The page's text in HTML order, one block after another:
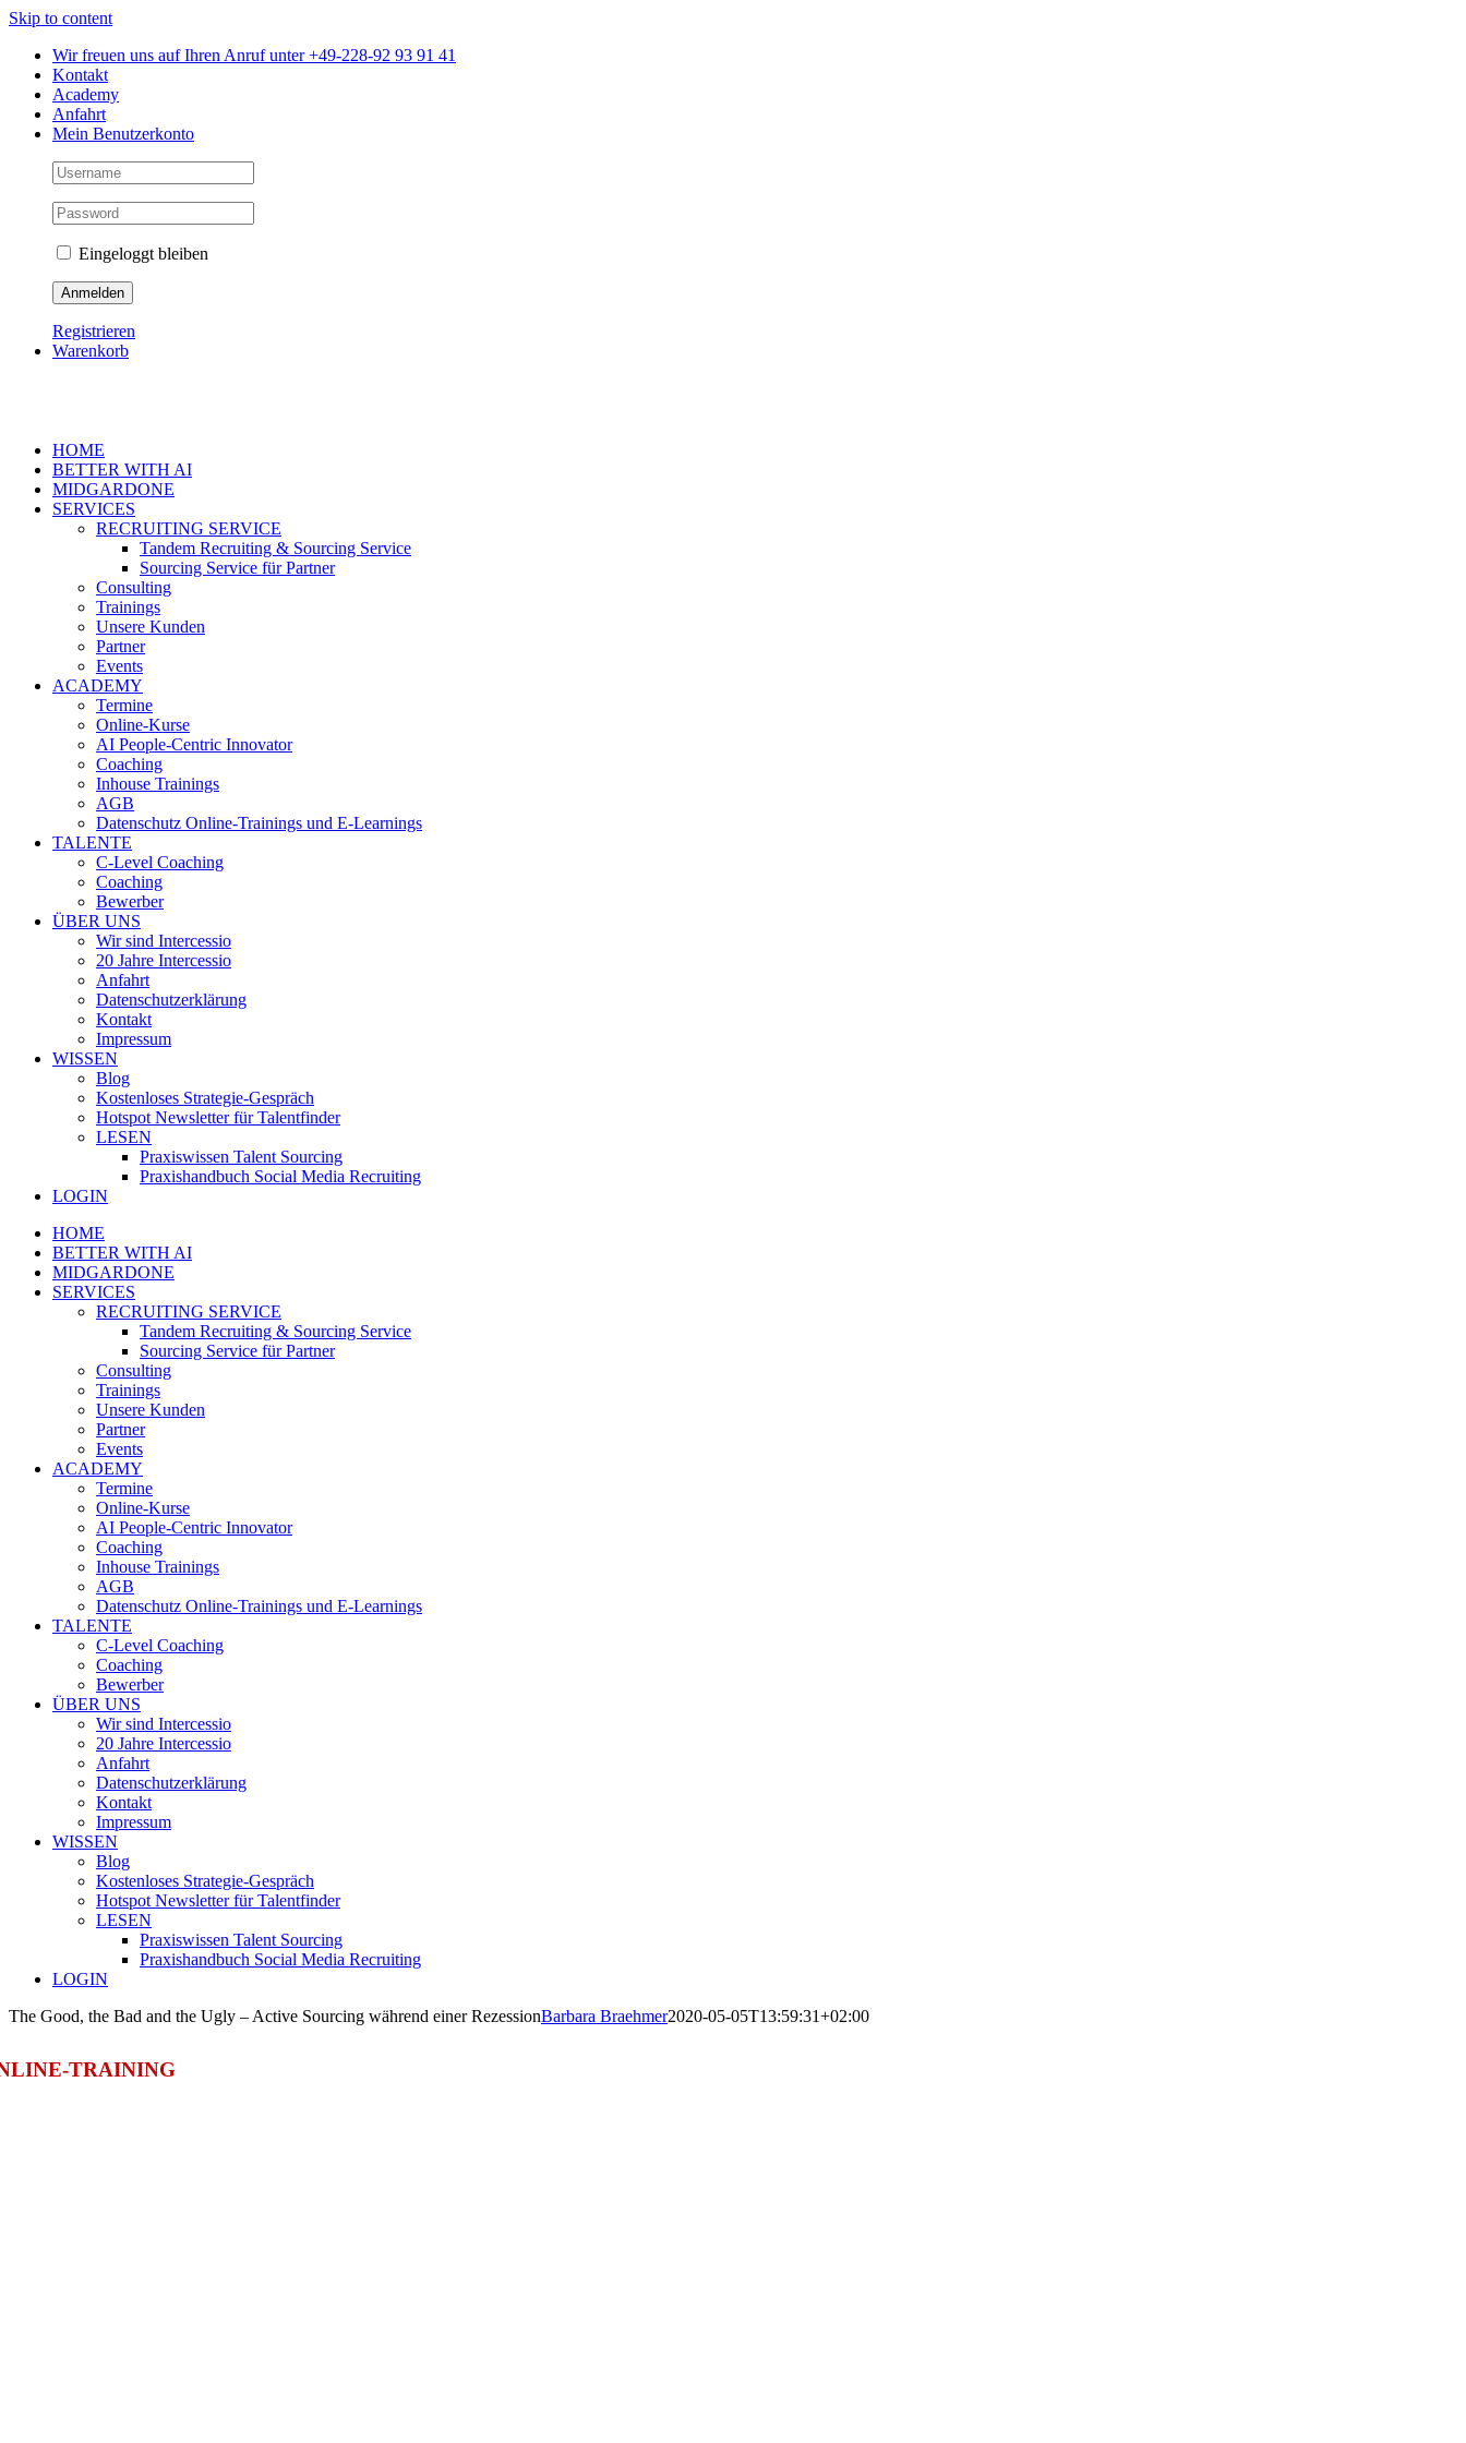
Skip to content
Wir freuen uns auf Ihren Anruf unter +49-228-92 93 91 41
Kontakt
Academy
Anfahrt
Mein Benutzerkonto
Eingeloggt bleiben
Registrieren
Warenkorb
HOME
BETTER WITH AI
MIDGARDONE
SERVICES
RECRUITING SERVICE
Tandem Recruiting & Sourcing Service
Sourcing Service für Partner
Consulting
Trainings
Unsere Kunden
Partner
Events
ACADEMY
Termine
Online-Kurse
AI People-Centric Innovator
Coaching
Inhouse Trainings
AGB
Datenschutz Online-Trainings und E-Learnings
TALENTE
C-Level Coaching
Coaching
Bewerber
ÜBER UNS
Wir sind Intercessio
20 Jahre Intercessio
Anfahrt
Datenschutzerklärung
Kontakt
Impressum
WISSEN
Blog
Kostenloses Strategie-Gespräch
Hotspot Newsletter für Talentfinder
LESEN
Praxiswissen Talent Sourcing
Praxishandbuch Social Media Recruiting
LOGIN
HOME
BETTER WITH AI
MIDGARDONE
SERVICES
RECRUITING SERVICE
Tandem Recruiting & Sourcing Service
Sourcing Service für Partner
Consulting
Trainings
Unsere Kunden
Partner
Events
ACADEMY
Termine
Online-Kurse
AI People-Centric Innovator
Coaching
Inhouse Trainings
AGB
Datenschutz Online-Trainings und E-Learnings
TALENTE
C-Level Coaching
Coaching
Bewerber
ÜBER UNS
Wir sind Intercessio
20 Jahre Intercessio
Anfahrt
Datenschutzerklärung
Kontakt
Impressum
WISSEN
Blog
Kostenloses Strategie-Gespräch
Hotspot Newsletter für Talentfinder
LESEN
Praxiswissen Talent Sourcing
Praxishandbuch Social Media Recruiting
LOGIN
The Good, the Bad and the Ugly – Active Sourcing während einer RezessionBarbara Braehmer2020-05-05T13:59:31+02:00
TRAINING